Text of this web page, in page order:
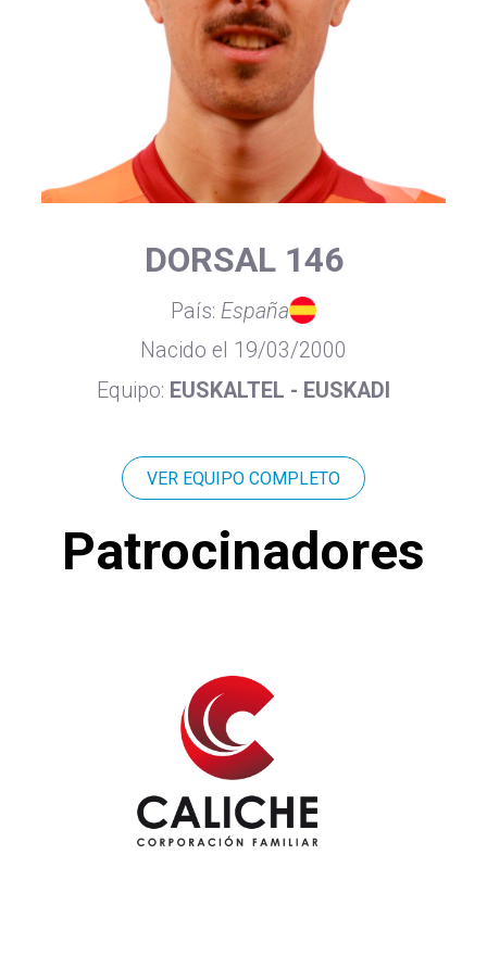
DORSAL 146
País: España
Nacido el 19/03/2000
Equipo: EUSKALTEL - EUSKADI
VER EQUIPO COMPLETO
Patrocinadores